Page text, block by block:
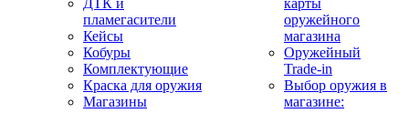
ДТК и
пламегасители
Кейсы
Кобуры
Комплектующие
Краска для оружия
Магазины
карты
оружейного
магазина
Оружейный
Trade-in
Выбор оружия в
магазине: